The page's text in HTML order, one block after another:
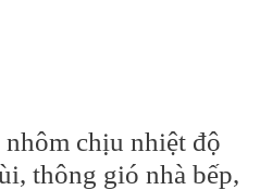
chịu nhiệt độ
thông gió nhà bếp,